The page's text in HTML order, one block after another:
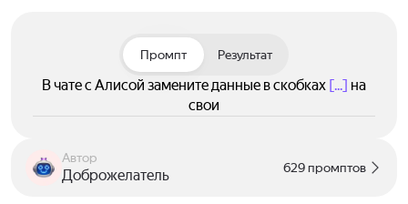
Промпт Результат
В чате с Алисой замените данные в скобках [...] на
свои
Автор
Доброжелатель 629 промптов